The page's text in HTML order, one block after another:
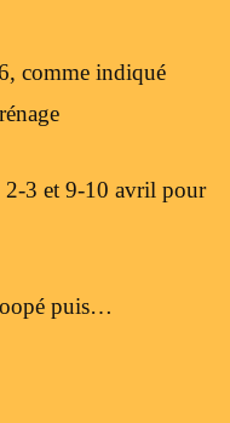
comme indiqué
3 et 9-10 avril pour
puis…